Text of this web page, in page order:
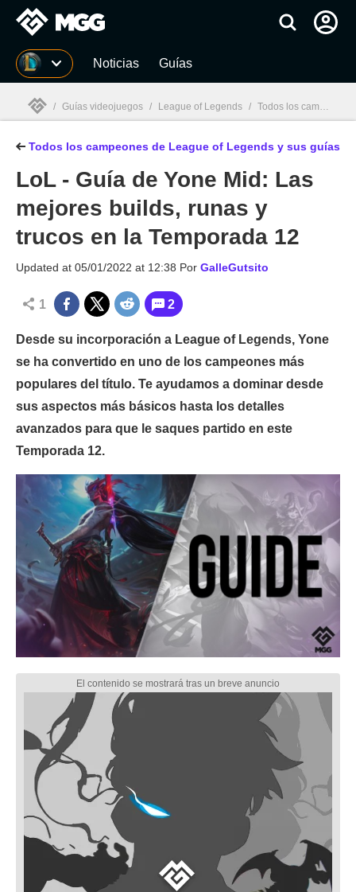
MGG Noticias Guías
MGG
/ Guías videojuegos / League of Legends / Todos los campeones de League of Legends y sus guías
Todos los campeones de League of Legends y sus guías
LoL - Guía de Yone Mid: Las
mejores builds, runas y
trucos en la Temporada 12
Updated at 05/01/2022 at 12:38 Por GalleGutsito
1 2
Desde su incorporación a League of Legends, Yone
se ha convertido en uno de los campeones más
populares del título. Te ayudamos a dominar desde
sus aspectos más básicos hasta los detalles
avanzados para que le saques partido en este
Temporada 12.